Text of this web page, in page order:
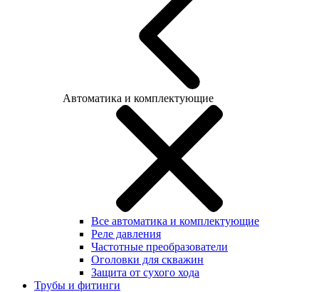
Автоматика и комплектующие
Все автоматика и комплектующие
Реле давления
Частотные преобразователи
Оголовки для скважин
Защита от сухого хода
Трубы и фитинги